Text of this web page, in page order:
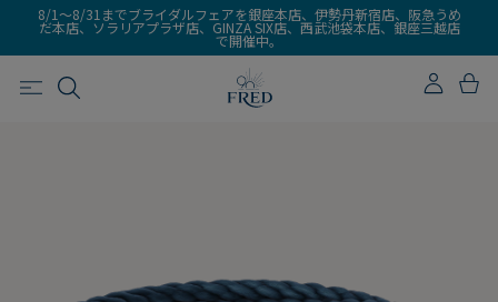
8/1～8/31までブライダルフェアを銀座本店、伊勢丹新宿店、阪急うめ
だ本店、ソラリアプラザ店、GINZA SIX店、西武池袋本店、銀座三越店
で開催中。